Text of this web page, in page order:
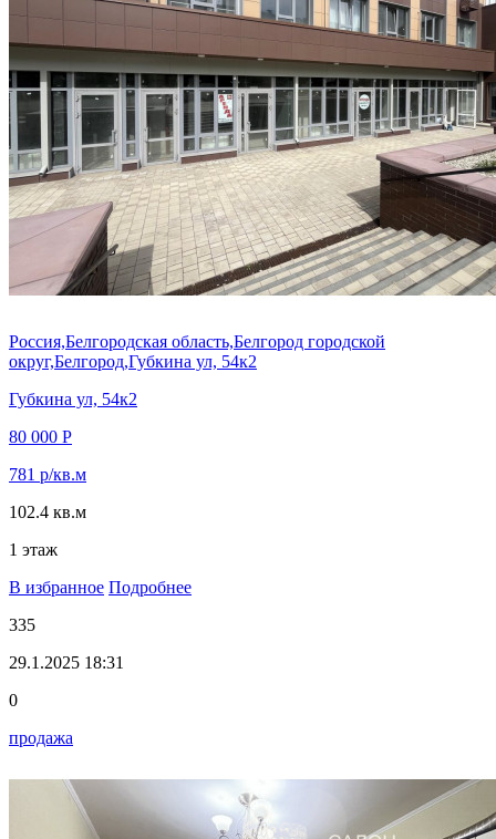
Россия,Белгородская область,Белгород городской
округ,Белгород,Губкина ул, 54к2
Губкина ул, 54к2
80 000 Р
781 р/кв.м
102.4 кв.м
1 этаж
В избранное Подробнее
335
29.1.2025 18:31
0
продажа